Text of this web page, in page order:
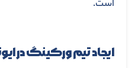
است.
ایجاد تیم ورکینگ در